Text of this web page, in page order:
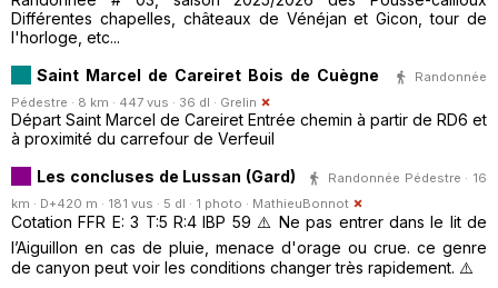
Différentes chapelles, châteaux de Vénéjan et Gicon, tour de
l'horloge, etc...
Saint Marcel de Careiret Bois de Cuègne
Randonnée
Pédestre · 8 km · 447 vus · 36 dl · Grelin
Départ Saint Marcel de Careiret Entrée chemin à partir de RD6 et
à proximité du carrefour de Verfeuil
Les concluses de Lussan (Gard)
Randonnée Pédestre · 16
km · D+420 m · 181 vus · 5 dl · 1 photo · MathieuBonnot
Cotation FFR E: 3 T:5 R:4 IBP 59 ⚠️ Ne pas entrer dans le lit de
l’Aiguillon en cas de pluie, menace d'orage ou crue. ce genre
de canyon peut voir les conditions changer très rapidement. ⚠️